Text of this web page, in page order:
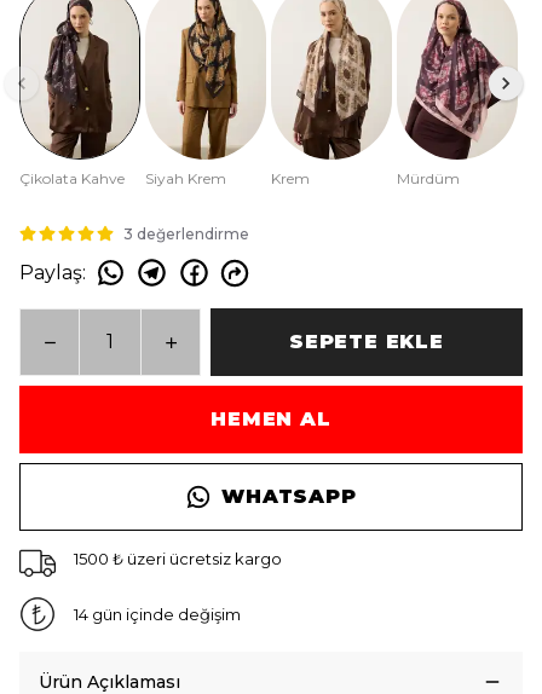
Çikolata Kahve Siyah Krem Krem Mürdüm
3 değerlendirme
Paylaş:
SEPETE EKLE
HEMEN AL
WHATSAPP
1500 ₺ üzeri ücretsiz kargo
14 gün içinde değişim
Ürün Açıklaması